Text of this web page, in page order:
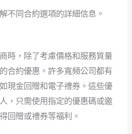
不同合約選項的詳細信息。
時，除了考慮價格和服務質量
合約優惠。許多寬頻公司都有
現金回贈和電子禮券。這些優
，只需使用指定的優惠碼或邀
回贈或禮券等福利。